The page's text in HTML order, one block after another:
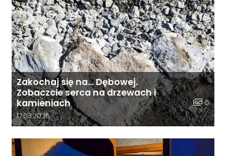
Zakochaj się na… Dębowej.
Zobaczcie serca na drzewach i
kamieniach
Liczba
6
Data dodania galerii:
17.03.2025